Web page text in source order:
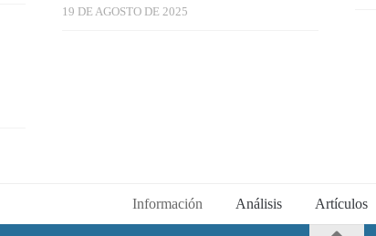
19 DE AGOSTO DE 2025
Información Análisis Artículos